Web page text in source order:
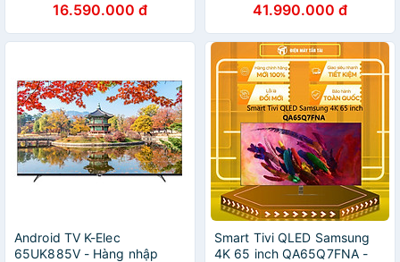
Hành 24 Tháng, Hàng Chính
Hãng
16.590.000 đ
GIAO HCM41.990.000 đ
Android TV K-Elec
65UK885V - Hàng nhập
Smart Tivi QLED Samsung
4K 65 inch QA65Q7FNA -